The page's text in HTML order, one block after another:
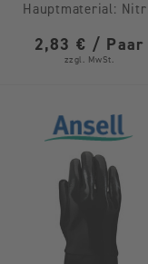
Hauptmaterial:
2,83 € / Paar
zzgl. MwSt.